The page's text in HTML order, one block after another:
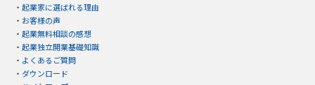
・ 起業家に選ばれる理由
・ お客様の声
・ 起業無料相談の感想
・ 起業独立開業基礎知識
・ よくあるご質問
・ ダウンロード